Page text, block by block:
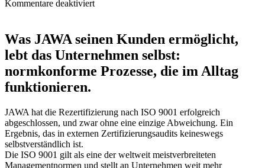
Kommentare deaktiviertfür
Rezertifizierung
Was JAWA seinen Kunden ermöglicht,
lebt das Unternehmen selbst:
normkonforme Prozesse, die im Alltag
funktionieren.
JAWA hat die Rezertifizierung nach ISO 9001 erfolgreich
abgeschlossen, und zwar ohne eine einzige Abweichung. Ein
Ergebnis, das in externen Zertifizierungsaudits keineswegs
selbstverständlich ist.
Die ISO 9001 gilt als eine der weltweit meistverbreiteten
Managementnormen und stellt an Unternehmen weit mehr